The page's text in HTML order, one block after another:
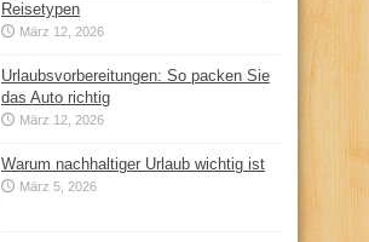
Reisetypen
März 12, 2026
Urlaubsvorbereitungen: So packen Sie
das Auto richtig
März 12, 2026
Warum nachhaltiger Urlaub wichtig ist
März 5, 2026